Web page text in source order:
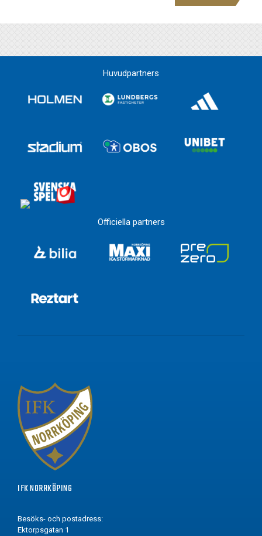
Huvudpartners
Officiella partners
IFK NORRKÖPING
Besöks- och postadress:
Ektorpsgatan 1